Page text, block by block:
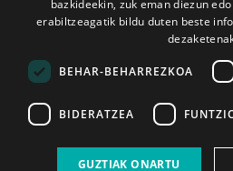
2026ko eka. 1a
bazkideekin, zuk eman diezun
erabiltzeagatik bildu duten beste
BEHAR-BEHARREZKOA
BIDERATZEA
GUZTIAK ONARTU